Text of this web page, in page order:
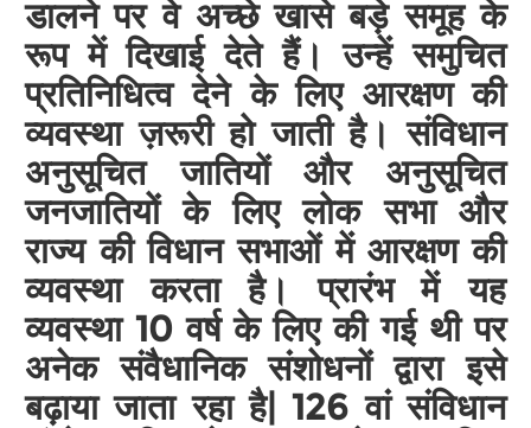
डालने पर वे अच्छे खासे बड़े समूह के
रूप में दिखाई देते हैं। उन्हें समुचित
प्रतिनिधित्व देने के लिए आरक्षण की
व्यवस्था ज़रूरी हो जाती है। संविधान
अनुसूचित जातियों और अनुसूचित
जनजातियों के लिए लोक सभा और
राज्य की विधान सभाओं में आरक्षण की
व्यवस्था करता है। प्रारंभ में यह
व्यवस्था 10 वर्ष के लिए की गई थी पर
अनेक संवैधानिक संशोधनों द्वारा इसे
बढ़ाया जाता रहा है| 126 वां संविधान